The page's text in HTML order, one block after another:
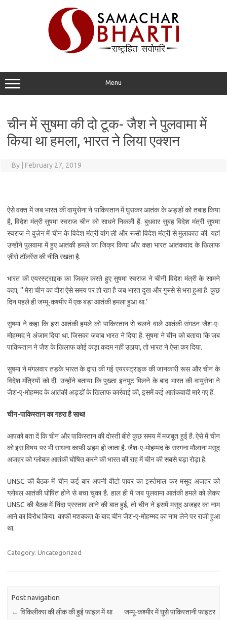
Menu
चीन में सुषमा की दो टूक- जैश ने पुलवामा में
किया था हमला, भारत ने लिया एक्शन
By February 27, 2019
ऐसे वक्त में जब भारत की वायुसेना ने पाकिस्तान में घुसकर आतंक के अड्डों को तबाह किया
है, विदेश मंत्री सुषमा स्वराज चीन को साधने निकली हैं. बुधवार सुबह विदेश मंत्री सुषमा
स्वराज ने वुज़ेन में चीन के विदेश मंत्री वांग ली और रूसी विदेश मंत्री से मुलाकात की. यहां
उन्होंने पुलवामा में हुए आतंकी हमले का जिक्र किया और कहा भारत आतंकवाद के खिलाफ
ज़ीरो टॉलरेंस की नीति रखता है.
भारत की एयरस्ट्राइक का जिक्र करते हुए सुषमा स्वराज ने चीनी विदेश मंत्री के सामने
कहा, ‘’ मेरा चीन का दौरा ऐसे समय पर हो रहा है जब भारत दुख और गुस्से से भरा हुआ है. कुछ
दिन पहले ही जम्मू-कश्मीर में एक बड़ा आतंकी हमला हुआ था.’
सुषमा ने कहा कि इस आतंकी हमले को पाकिस्तान से चलने वाले आतंकी संगठन जैश-ए-
मोहम्मद ने अंजाम दिया था. जिसका जवाब भारत ने दिया है. सुषमा ने चीन को बताया कि जब
पाकिस्तान ने जैश के खिलाफ कोई कड़ा कदम नहीं उठाया, तो भारत ने ऐसा कर दिया.
सुषमा ने मंगलवार तड़के भारत के द्वारा की गई एयरस्ट्राइक की जानकारी रूस और चीन के
विदेश मंत्रियों को दी. उन्होंने बताया कि पुख्ता इनपुट मिलने के बाद भारत की वायुसेना ने
जैश-ए-मोहम्मद के आतंकी अड्डों के खिलाफ कार्रवाई की, इसमें कई आतंकवादी मारे गए हैं.
चीन-पाकिस्तान का गहरा है साथ!
आपको बता दें कि चीन और पाकिस्तान की दोस्ती बीते कुछ समय में मजबूत हुई है. ऐसे में चीन
को इस विषय पर भी साधना काफी अहम हो जाता है. जैश-ए-मोहम्मद के सरगना मौलाना मसूद
अजहर को ग्लोबल आतंकी घोषित करने की भारत की राह में चीन की सबसे बड़ा रोड़ा है.
UNSC की बैठक में चीन कई बार अपनी वीटो पावर का इस्तेमाल कर मसूद अजहर को
ग्लोबल आतंकी घोषित होने से बचा चुका है. हाल ही में जब पुलवामा आतंकी हमले को लेकर
UNSC की बैठक में निंदा प्रस्ताव लाने की बात हुई, तो चीन ने इसमें मसूद अजहर का नाम
आने का विरोध किया. काफी मशक्कत के बाद चीन जैश-ए-मोहम्मद का नाम लेने पर राजी हुआ
था.
Category: Uncategorized
Post navigation
← विकिलीक्स की लीक की हुई फाइल में था
जम्मू-कश्मीर में घुसे पाकिस्तानी फाइटर